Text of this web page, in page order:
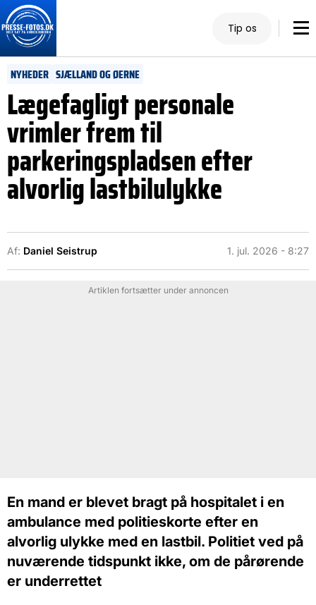
Tip os
NYHEDER SJÆLLAND OG ØERNE
Lægefagligt personale
vrimler frem til
parkeringspladsen efter
alvorlig lastbilulykke
Af: Daniel Seistrup 1. jul. 2026 - 8:27
Artiklen fortsætter under annoncen
En mand er blevet bragt på hospitalet i en
ambulance med politieskorte efter en
alvorlig ulykke med en lastbil. Politiet ved på
nuværende tidspunkt ikke, om de pårørende
er underrettet